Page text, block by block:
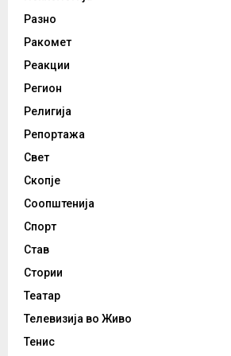
Разно
Ракомет
Реакции
Регион
Религија
Репортажа
Свет
Скопје
Соопштенија
Спорт
Став
Стории
Театар
Телевизија во Живо
Тенис